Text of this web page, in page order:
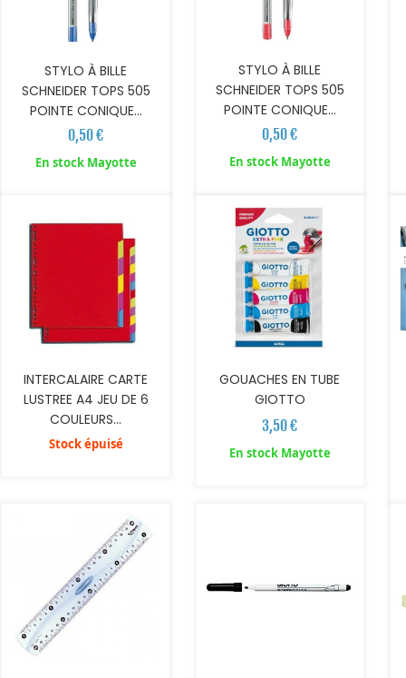
STYLO À BILLE
SCHNEIDER TOPS 505
POINTE CONIQUE...
0,50 €
En stock Mayotte
STYLO À BILLE
SCHNEIDER TOPS 505
POINTE CONIQUE...
0,50 €
En stock Mayotte
INTERCALAIRE CARTE
LUSTREE A4 JEU DE 6
COULEURS...
Stock épuisé
AJOUTER AU PANIER
GOUACHES EN TUBE
GIOTTO
3,50 €
En stock Mayotte